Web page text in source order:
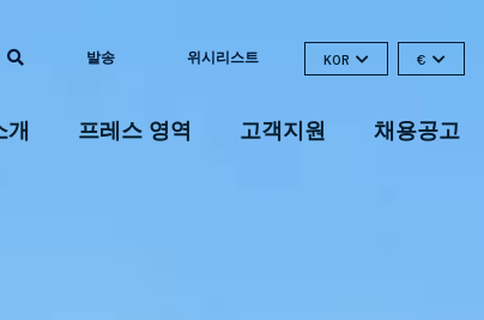
발송 위시리스트 KOR €
개 프레스 영역 고객지원 채용공고